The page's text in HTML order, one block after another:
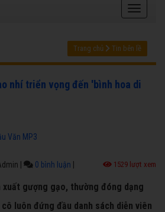
Trang chủ Tin bên lề
nhí triển vọng đến 'bình hoa di
Văn MP3
0 bình luận 1529 lượt xem
gượng gạo, thường đóng dạng
luôn đứng đầu danh sách diễn viên